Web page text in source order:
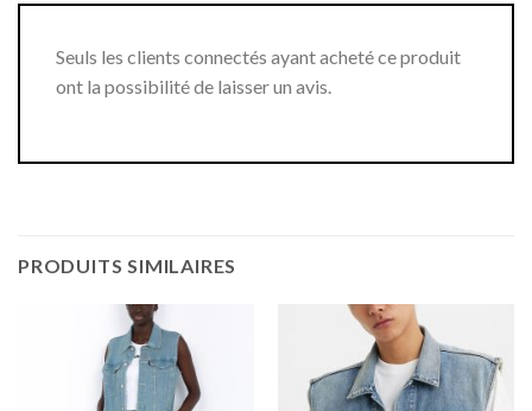
Seuls les clients connectés ayant acheté ce produit
ont la possibilité de laisser un avis.
PRODUITS SIMILAIRES